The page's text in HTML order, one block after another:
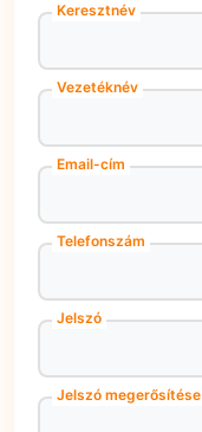
Keresztnév
Vezetéknév
Email-cím
Telefonszám
Jelszó
Jelszó megerősítése